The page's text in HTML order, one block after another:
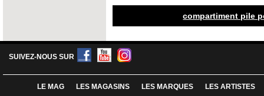
compartiment pile
SUIVEZ-NOUS SUR
LE MAG LES MAGASINS LES MARQUES LES ARTISTES